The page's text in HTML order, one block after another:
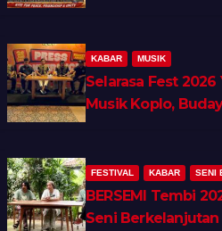
KABAR MUSIK
Selarasa Fest 2026
Musik Koplo,
FESTIVAL KABAR SENI
BERSEMI Tembi
Seni Berkelanjutan